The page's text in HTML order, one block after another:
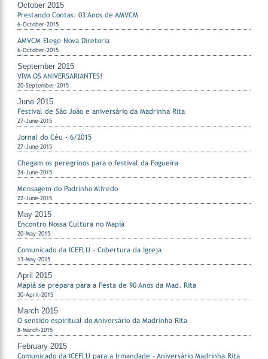
October 2015
Prestando Contas: 03 Anos de AMVCM
6-October-2015
AMVCM Elege Nova Diretoria
6-October-2015
September 2015
VIVA OS ANIVERSARIANTES!
20-September-2015
June 2015
Festival de São João e aniversário da Madrinha Rita
27-June-2015
Jornal do Céu - 6/2015
27-June-2015
Chegam os peregrinos para o festival da Fogueira
24-June-2015
Mensagem do Padrinho Alfredo
22-June-2015
May 2015
Encontro Nossa Cultura no Mapiá
20-May-2015
Comunicado da ICEFLU - Cobertura da Igreja
13-May-2015
April 2015
Mapiá se prepara para a Festa de 90 Anos da Mad. Rita
30-April-2015
March 2015
O sentido espiritual do Aniversário da Madrinha Rita
8-March-2015
February 2015
Comunicado da ICEFLU para a Irmandade - Aniversário Madrinha Rita